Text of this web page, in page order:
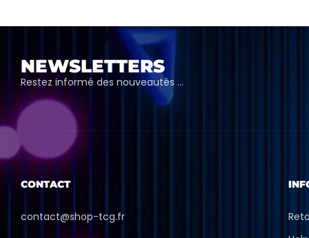
NEWSLETTERS
Restez informé des nouveautés …
CONTACT
contact@shop-tcg.fr